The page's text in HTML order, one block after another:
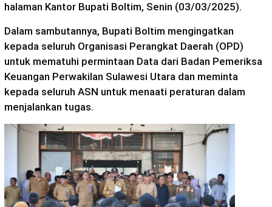
halaman Kantor Bupati Boltim, Senin (03/03/2025).
Dalam sambutannya, Bupati Boltim mengingatkan
kepada seluruh Organisasi Perangkat Daerah (OPD)
untuk mematuhi permintaan Data dari Badan Pemeriksa
Keuangan Perwakilan Sulawesi Utara dan meminta
kepada seluruh ASN untuk menaati peraturan dalam
menjalankan tugas.